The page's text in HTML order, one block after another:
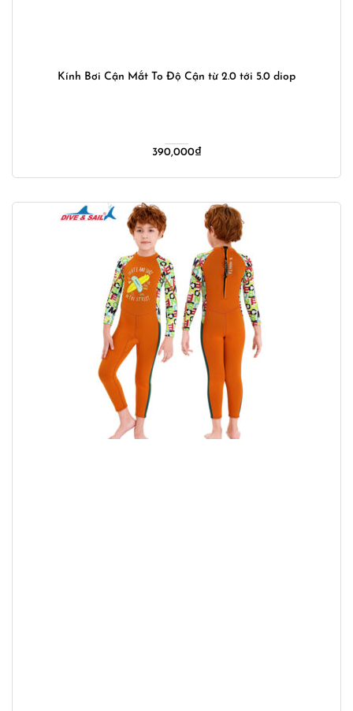
Kính Bơi Cận Mắt To Độ Cận từ 2.0 tới 5.0 diop
390,000₫